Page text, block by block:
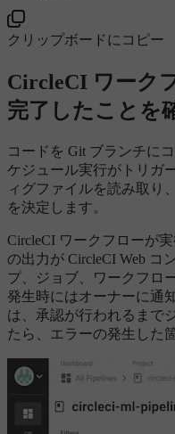
クリップボードにコピー
CircleCI ワーク
完了したことを
コードを Git ブランチに
ケジュール実行がトリガ
ィグファイルを読み取り
を決定します。
CircleCI ワークフローが
の出力が CircleCI Web コ
プ、ジョブ、ワークフロ
発生時にはオーナーに通
は、承認が行われるまで
たら、エラーの発生した